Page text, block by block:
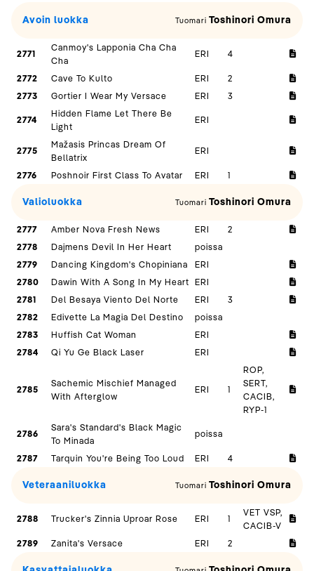
Avoin luokka Tuomari Toshinori Omura
2771
Canmoy's Lapponia Cha Cha
Cha
ERI 4
2772 Cave To Kulto ERI
2
2773
Gortier I Wear My Versace ERI 3
2774
Hidden Flame Let There Be
Light
ERI
2775
Mažasis Princas Dream Of
Bellatrix
ERI
2776 Poshnoir First Class To Avatar ERI 1
Valioluokka Tuomari Toshinori Omura
2777 Amber Nova Fresh News ERI
2
2778
Dajmens Devil In Her Heart
poissa
2779
Dancing Kingdom's Chopiniana
ERI
2780
Dawin With A Song In My Heart ERI
2781
Del Besaya Viento Del Norte ERI
3
2782
Edivette La Magia Del Destino
poissa
2783
Huffish Cat Woman
ERI
2784
Qi Yu Ge Black Laser ERI
2785
Sachemic Mischief Managed
With Afterglow
ERI 1
ROP,
SERT,
CACIB,
RYP-1
2786
Sara's Standard's Black Magic
To Minada
poissa
2787 Tarquin You're Being Too Loud ERI 4
Veteraaniluokka Tuomari Toshinori Omura
2788 Trucker's Zinnia Uproar Rose ERI 1
VET VSP,
CACIB-V
2789
Zanita's Versace ERI 2